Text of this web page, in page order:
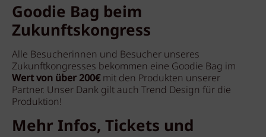
Goodie Bag beim
Zukunftskongress
Alle Besucherinnen und Besucher unseres
Zukunftkongresses bekommen eine Goodie Bag im
Wert von über 200€mit den Produkten unserer
Partner. Unser Dank gilt auch Trend Design für die
Produktion!
Mehr Infos, Tickets und